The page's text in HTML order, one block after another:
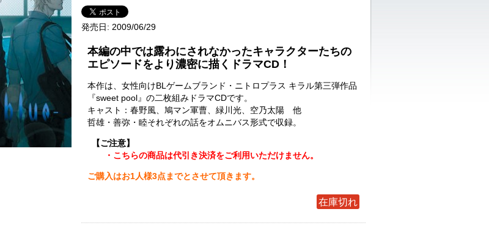
発売日: 2009/06/29
本編の中では露わにされなかったキャラクターたちの
エピソードをより濃密に描くドラマCD！
本作は、女性向けBLゲームブランド・ニトロプラス キラル第三弾作品
『sweet pool』の二枚組みドラマCDです。
キャスト：春野風、鳩マン軍曹、緑川光、空乃太陽 他
哲雄・善弥・睦それぞれの話をオムニバス形式で収録。
【ご注意】
・こちらの商品は代引き決済をご利用いただけません。
ご購入はお1人様3点までとさせて頂きます。
在庫切れ